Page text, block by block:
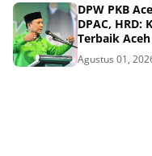
DPW PKB
DPAC,
Terbaik Aceh
Agustus 01,